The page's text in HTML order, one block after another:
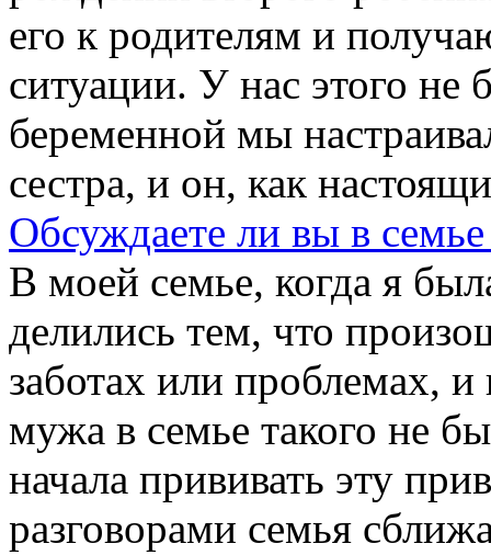
его к родителям и
ситуации. У нас этого
беременной мы
сестра, и он, как
Обсуждаете ли вы в
В моей семье, когда я
делились тем, что
заботах или проблемах,
мужа в семье такого не
начала прививать эту
разговорами семья